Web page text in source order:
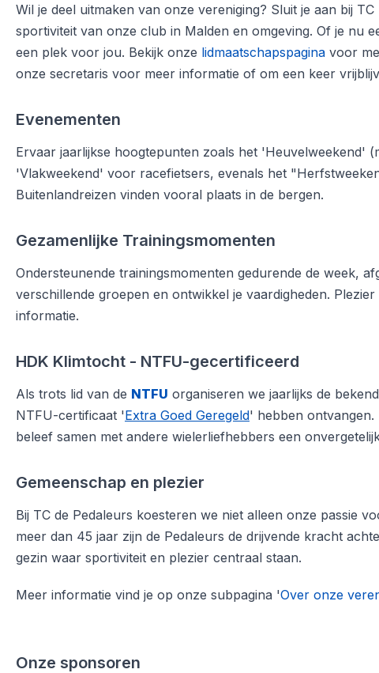
Wil je deel uitmaken van onze vereniging? Sluit je aan bij
sportiviteit van onze club in Malden en omgeving. Of je nu
een plek voor jou. Bekijk onze lidmaatschapspagina voor
onze secretaris voor meer informatie of om een keer
Evenementen
Ervaar jaarlijkse hoogtepunten zoals het 'Heuvelweekend'
'Vlakweekend' voor racefietsers, evenals het
Buitenlandreizen vinden vooral plaats in de bergen.
Gezamenlijke Trainingsmomenten
Ondersteunende trainingsmomenten gedurende de week,
verschillende groepen en ontwikkel je vaardigheden.
informatie.
HDK Klimtocht - NTFU-gecertificeerd
Als trots lid van de NTFU organiseren we jaarlijks de
NTFU-certificaat 'Extra Goed Geregeld' hebben
beleef samen met andere wielerliefhebbers een
Gemeenschap en plezier
Bij TC de Pedaleurs koesteren we niet alleen onze passie
meer dan 45 jaar zijn de Pedaleurs de drijvende kracht
gezin waar sportiviteit en plezier centraal staan.
Meer informatie vind je op onze subpagina 'Over onze
Onze sponsoren